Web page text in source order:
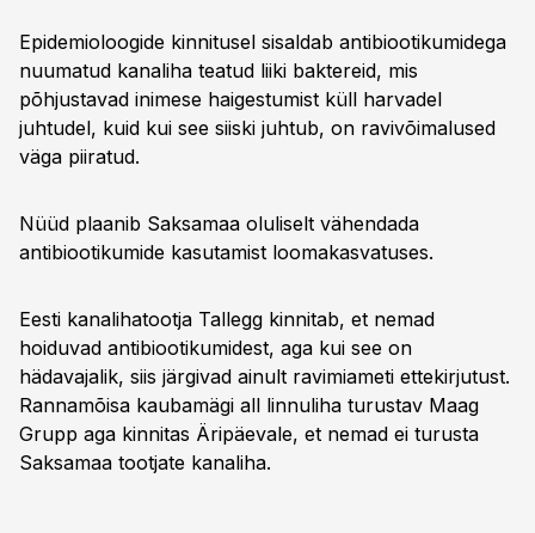
Epidemioloogide kinnitusel sisaldab antibiootikumidega
nuumatud kanaliha teatud liiki baktereid, mis
põhjustavad inimese haigestumist küll harvadel
juhtudel, kuid kui see siiski juhtub, on ravivõimalused
väga piiratud.
Nüüd plaanib Saksamaa oluliselt vähendada
antibiootikumide kasutamist loomakasvatuses.
Eesti kanalihatootja Tallegg kinnitab, et nemad
hoiduvad antibiootikumidest, aga kui see on
hädavajalik, siis järgivad ainult ravimiameti ettekirjutust.
Rannamõisa kaubamägi all linnuliha turustav Maag
Grupp aga kinnitas Äripäevale, et nemad ei turusta
Saksamaa tootjate kanaliha.